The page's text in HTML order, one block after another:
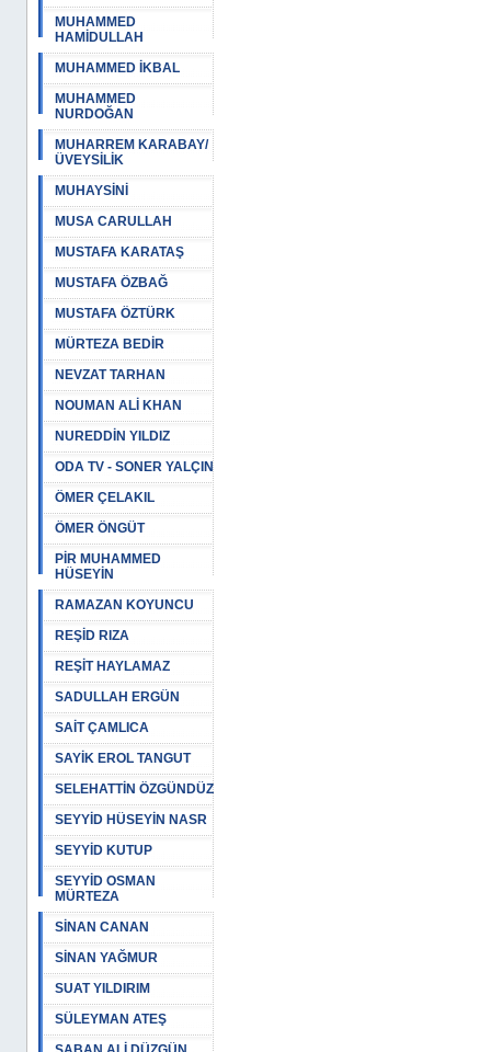
MUHAMMED
HAMİDULLAH
MUHAMMED İKBAL
MUHAMMED
NURDOĞAN
MUHARREM KARABAY/
ÜVEYSİLİK
MUHAYSİNİ
MUSA CARULLAH
MUSTAFA KARATAŞ
MUSTAFA ÖZBAĞ
MUSTAFA ÖZTÜRK
MÜRTEZA BEDİR
NEVZAT TARHAN
NOUMAN ALİ KHAN
NUREDDİN YILDIZ
ODA TV - SONER YALÇIN
ÖMER ÇELAKIL
ÖMER ÖNGÜT
PİR MUHAMMED
HÜSEYİN
RAMAZAN KOYUNCU
REŞİD RIZA
REŞİT HAYLAMAZ
SADULLAH ERGÜN
SAİT ÇAMLICA
SAYİK EROL TANGUT
SELEHATTİN ÖZGÜNDÜZ
SEYYİD HÜSEYİN NASR
SEYYİD KUTUP
SEYYİD OSMAN
MÜRTEZA
SİNAN CANAN
SİNAN YAĞMUR
SUAT YILDIRIM
SÜLEYMAN ATEŞ